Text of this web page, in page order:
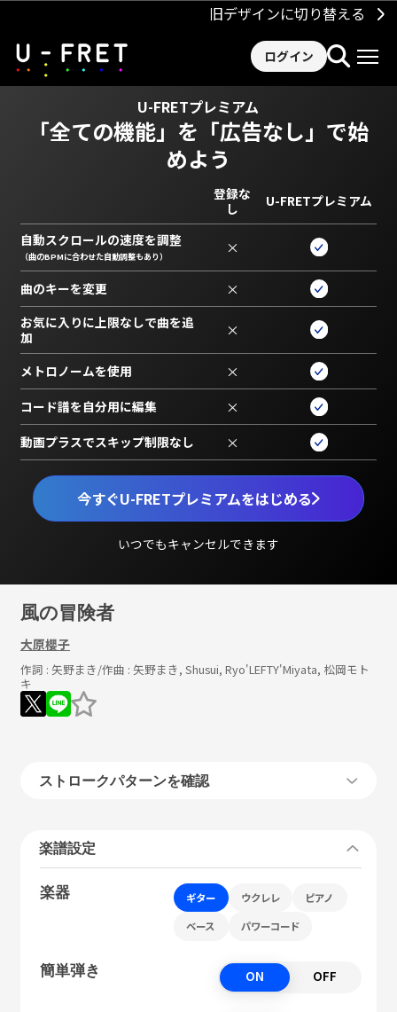
旧デザインに切り替える
ログイン
U-FRETプレミアム
「全ての機能」を 「広告なし」で始
めよう
今すぐU-FRETプレミアムをはじめる
いつでもキャンセルできます
登録な
し
U-FRETプレミアム
自動スクロールの速度を調整
（曲のBPMに合わせた自動調整もあり） ×
曲のキーを変更 ×
お気に入りに上限なしで曲を追
加
×
メトロノームを使用 ×
コード譜を自分用に編集 ×
動画プラスでスキップ制限なし ×
風の冒険者
大原櫻子
作詞 : 矢野まき/作曲 : 矢野まき, Shusui, Ryo'LEFTY'Miyata, 松岡モト
キ
ストロークパターンを確認
楽譜設定
楽器 ギター ウクレレ ピアノ
ベース パワーコード
簡単弾き ON OFF